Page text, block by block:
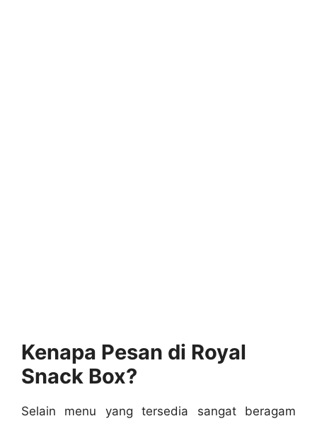
Kenapa Pesan di Royal
Snack Box?
Selain menu yang tersedia sangat beragam